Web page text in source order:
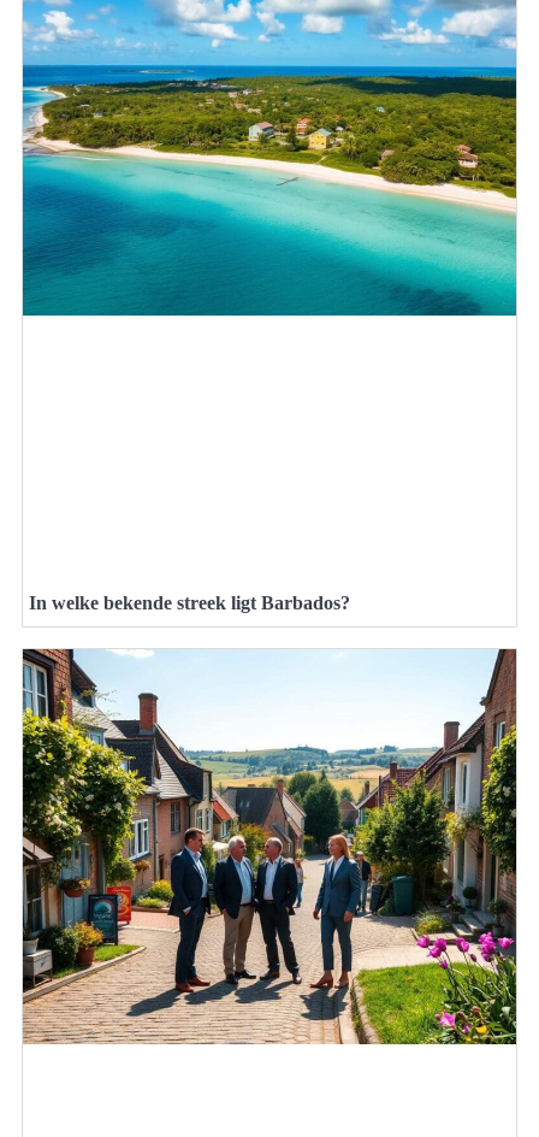
In welke bekende streek ligt Barbados?